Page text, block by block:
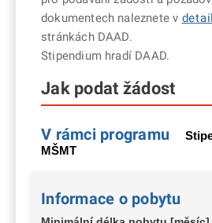
dokumentech naleznete v
stránkách DAAD.
Stipendium hradí DAAD.
Jak podat žádost
V rámci programu
MŠMT
Informace o pobytu